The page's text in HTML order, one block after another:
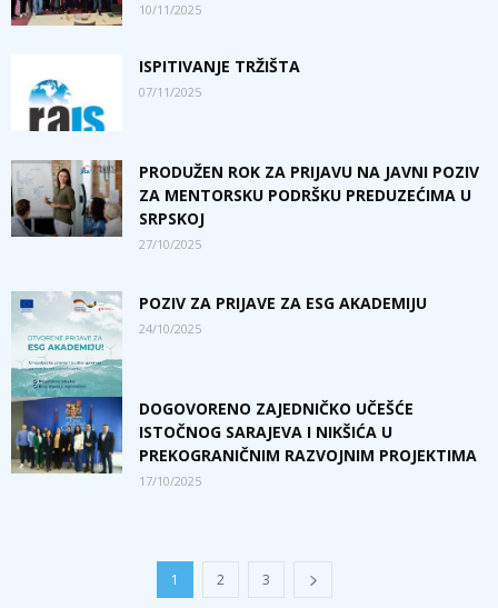
10/11/2025
ISPITIVANJE TRŽIŠTA
07/11/2025
PRODUŽEN ROK ZA PRIJAVU NA JAVNI POZIV
ZA MENTORSKU PODRŠKU PREDUZEĆIMA U
SRPSKOJ
27/10/2025
POZIV ZA PRIJAVE ZA ESG AKADEMIJU
24/10/2025
DOGOVORENO ZAJEDNIČKO UČEŠĆE
ISTOČNOG SARAJEVA I NIKŠIĆA U
PREKOGRANIČNIM RAZVOJNIM PROJEKTIMA
17/10/2025
1 2 3